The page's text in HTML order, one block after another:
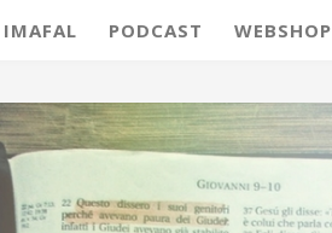
IMAFAL PODCAST WEBSHOP